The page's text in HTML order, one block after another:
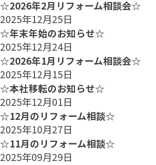
☆2026年2月リフォーム相談会☆
2025年12月25日
☆年末年始のお知らせ☆
2025年12月24日
☆2026年1月リフォーム相談会☆
2025年12月15日
☆本社移転のお知らせ☆
2025年12月01日
☆12月のリフォーム相談☆
2025年10月27日
☆11月のリフォーム相談☆
2025年09月29日